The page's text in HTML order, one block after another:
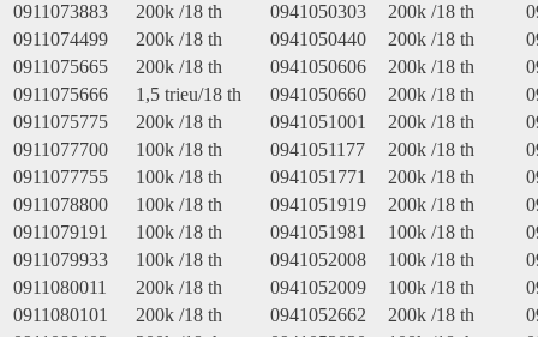
0911073883
200k /18 th 0941050303 200k /18 th
0911074499
200k /18 th 0941050440 200k /18 th
0911075665
200k /18 th 0941050606 200k /18 th
0911075666
1,5 trieu/18 th 0941050660 200k /18 th
0911075775
200k /18 th 0941051001 200k /18 th
0911077700
100k /18 th 0941051177 200k /18 th
0911077755
100k /18 th 0941051771 200k /18 th
0911078800
100k /18 th 0941051919 200k /18 th
0911079191
100k /18 th 0941051981 100k /18 th
0911079933
100k /18 th 0941052008 100k /18 th
0911080011
200k /18 th 0941052009 100k /18 th
0911080101
200k /18 th 0941052662 200k /18 th